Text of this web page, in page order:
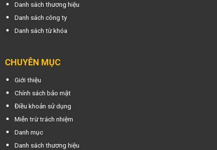
Danh sách thương hiệu
Danh sách công ty
Danh sách từ khóa
CHUYÊN MỤC
Giới thiệu
Chính sách bảo mật
Điều khoản sử dụng
Miễn trừ trách nhiệm
Danh mục
Danh sách thương hiệu